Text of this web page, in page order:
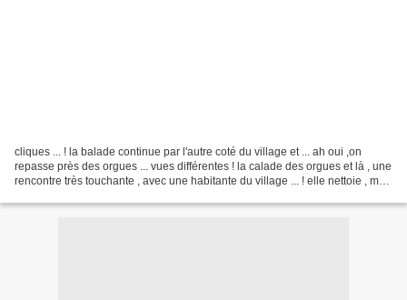
cliques ... ! la balade continue par l'autre coté du village et ... ah oui ,on
repasse près des orgues ... vues différentes ! la calade des orgues et là , une
rencontre très touchante , avec une habitante du village ... ! elle nettoie , met